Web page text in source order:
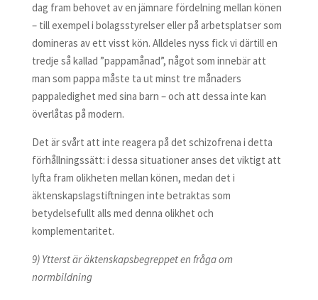
dag fram behovet av en jämnare fördelning mellan könen
– till exempel i bolagsstyrelser eller på arbetsplatser som
domineras av ett visst kön. Alldeles nyss fick vi därtill en
tredje så kallad ”pappamånad”, något som innebär att
man som pappa måste ta ut minst tre månaders
pappaledighet med sina barn – och att dessa inte kan
överlåtas på modern.
Det är svårt att inte reagera på det schizofrena i detta
förhållningssätt: i dessa situationer anses det viktigt att
lyfta fram olikheten mellan könen, medan det i
äktenskapslagstiftningen inte betraktas som
betydelsefullt alls med denna olikhet och
komplementaritet.
9) Ytterst är äktenskapsbegreppet en fråga om
normbildning